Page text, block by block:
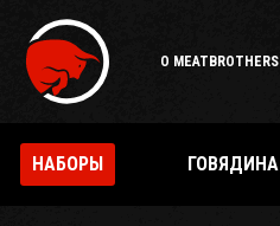
О MEATBROTHERS
НАБОРЫ ГОВЯДИНА